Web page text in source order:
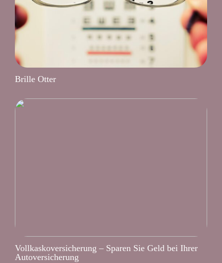
Brille Otter
Vollkaskoversicherung – Sparen Sie Geld bei Ihrer
Autoversicherung